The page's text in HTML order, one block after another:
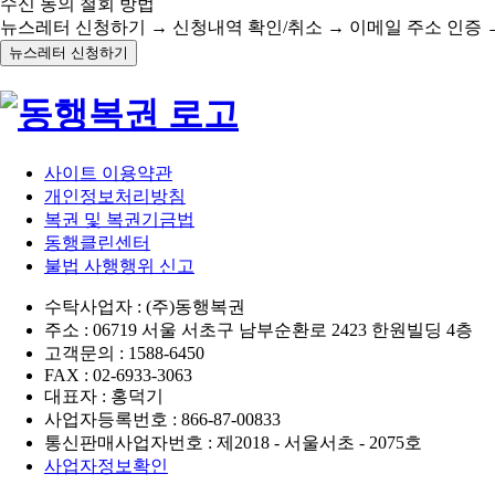
수신 동의 철회 방법
뉴스레터 신청하기 → 신청내역 확인/취소 → 이메일 주소 인증
뉴스레터 신청하기
사이트 이용약관
개인정보처리방침
복권 및 복권기금법
동행클린센터
불법 사행행위 신고
수탁사업자 : (주)동행복권
주소 : 06719 서울 서초구 남부순환로 2423 한원빌딩 4층
고객문의 : 1588-6450
FAX : 02-6933-3063
대표자 : 홍덕기
사업자등록번호 : 866-87-00833
통신판매사업자번호 : 제2018 - 서울서초 - 2075호
사업자정보확인